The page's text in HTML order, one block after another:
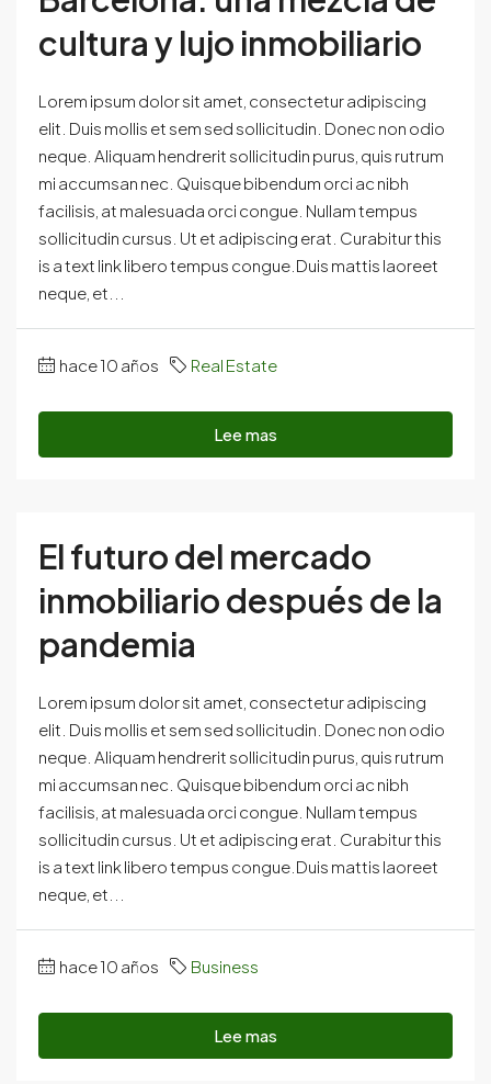
cultura y lujo inmobiliario
Lorem ipsum dolor sit amet, consectetur adipiscing
elit. Duis mollis et sem sed sollicitudin. Donec non odio
neque. Aliquam hendrerit sollicitudin purus, quis rutrum
mi accumsan nec. Quisque bibendum orci ac nibh
facilisis, at malesuada orci congue. Nullam tempus
sollicitudin cursus. Ut et adipiscing erat. Curabitur this
is a text link libero tempus congue.Duis mattis laoreet
neque, et...
hace 10 años Real Estate
Lee mas
El futuro del mercado
inmobiliario después de la
pandemia
Lorem ipsum dolor sit amet, consectetur adipiscing
elit. Duis mollis et sem sed sollicitudin. Donec non odio
neque. Aliquam hendrerit sollicitudin purus, quis rutrum
mi accumsan nec. Quisque bibendum orci ac nibh
facilisis, at malesuada orci congue. Nullam tempus
sollicitudin cursus. Ut et adipiscing erat. Curabitur this
is a text link libero tempus congue.Duis mattis laoreet
neque, et...
hace 10 años Business
Lee mas